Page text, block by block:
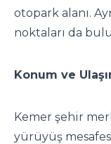
otopark alanı.
noktaları da
Konum ve
Kemer şehir
yürüyüş